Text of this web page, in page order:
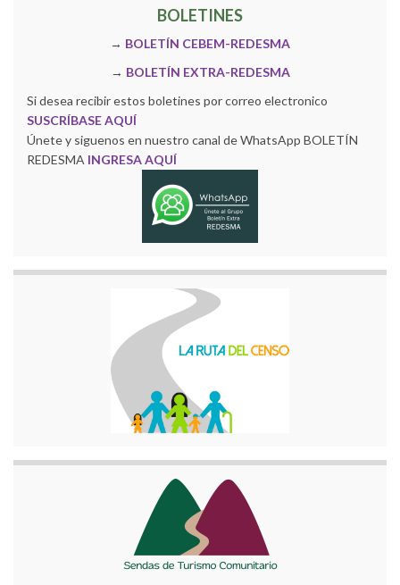
BOLETINES
→ BOLETÍN CEBEM-REDESMA
→ BOLETÍN EXTRA-REDESMA
Si desea recibir estos boletines por correo electronico
SUSCRÍBASE AQUÍ
Únete y siguenos en nuestro canal de WhatsApp BOLETÍN
REDESMA INGRESA AQUÍ